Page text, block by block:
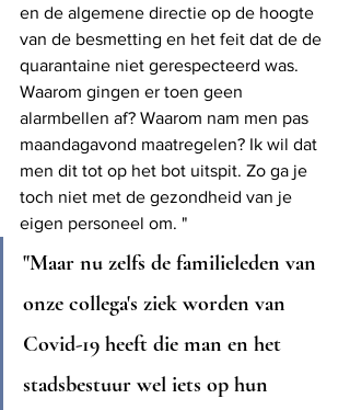
en de algemene directie op de hoogte
van de besmetting en het feit dat de de
quarantaine niet gerespecteerd was.
Waarom gingen er toen geen
alarmbellen af? Waarom nam men pas
maandagavond maatregelen? Ik wil dat
men dit tot op het bot uitspit. Zo ga je
toch niet met de gezondheid van je
eigen personeel om. "
"Maar nu zelfs de familieleden van
onze collega's ziek worden van
Covid-19 heeft die man en het
stadsbestuur wel iets op hun